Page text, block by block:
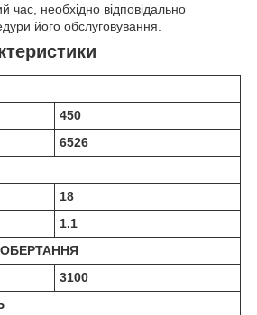
час, необхідно відповідально
його обслуговування.
450
6526
18
1.1
3100